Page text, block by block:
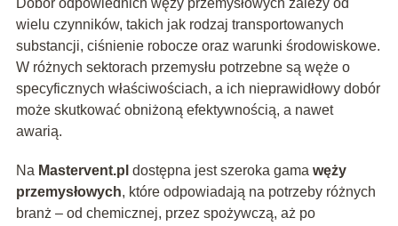
Dobór odpowiednich węży przemysłowych zależy od
wielu czynników, takich jak rodzaj transportowanych
substancji, ciśnienie robocze oraz warunki środowiskowe.
W różnych sektorach przemysłu potrzebne są węże o
specyficznych właściwościach, a ich nieprawidłowy dobór
może skutkować obniżoną efektywnością, a nawet
awarią.
Na Mastervent.pl dostępna jest szeroka gama węży
przemysłowych, które odpowiadają na potrzeby różnych
branż – od chemicznej, przez spożywczą, aż po